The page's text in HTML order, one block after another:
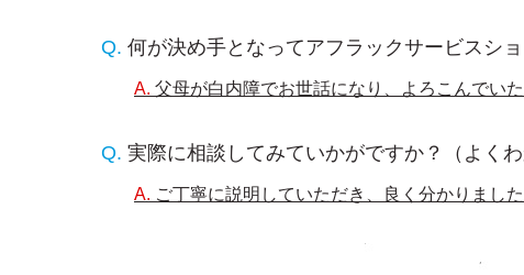
何が決め手となってアフラックサービスシ
父母が白内障でお世話になり、よろこんでいた
実際に相談してみていかがですか？（よく
ご丁寧に説明していただき、良く分かりました